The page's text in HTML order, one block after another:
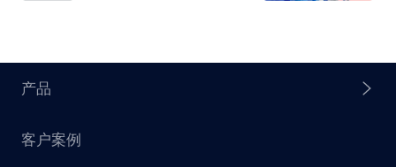
产品
探迹 AI Agent
客户案例